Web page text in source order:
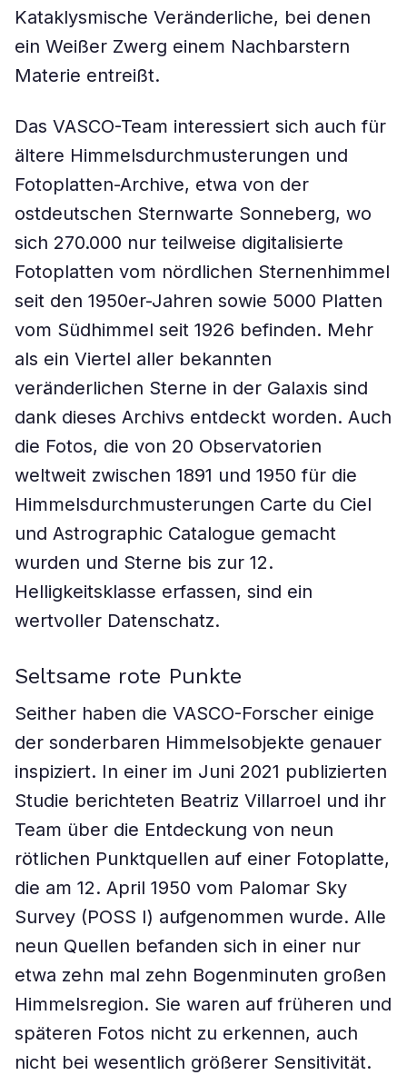
Kataklysmische Veränderliche, bei denen
ein Weißer Zwerg einem Nachbarstern
Materie entreißt.
Das VASCO-Team interessiert sich auch für
ältere Himmelsdurchmusterungen und
Fotoplatten-Archive, etwa von der
ostdeutschen Sternwarte Sonneberg, wo
sich 270.000 nur teilweise digitalisierte
Fotoplatten vom nördlichen Sternenhimmel
seit den 1950er-Jahren sowie 5000 Platten
vom Südhimmel seit 1926 befinden. Mehr
als ein Viertel aller bekannten
veränderlichen Sterne in der Galaxis sind
dank dieses Archivs entdeckt worden. Auch
die Fotos, die von 20 Observatorien
weltweit zwischen 1891 und 1950 für die
Himmelsdurchmusterungen Carte du Ciel
und Astrographic Catalogue gemacht
wurden und Sterne bis zur 12.
Helligkeitsklasse erfassen, sind ein
wertvoller Datenschatz.
Seltsame rote Punkte
Seither haben die VASCO-Forscher einige
der sonderbaren Himmelsobjekte genauer
inspiziert. In einer im Juni 2021 publizierten
Studie berichteten Beatriz Villarroel und ihr
Team über die Entdeckung von neun
rötlichen Punktquellen auf einer Fotoplatte,
die am 12. April 1950 vom Palomar Sky
Survey (POSS I) aufgenommen wurde. Alle
neun Quellen befanden sich in einer nur
etwa zehn mal zehn Bogenminuten großen
Himmelsregion. Sie waren auf früheren und
späteren Fotos nicht zu erkennen, auch
nicht bei wesentlich größerer Sensitivität.